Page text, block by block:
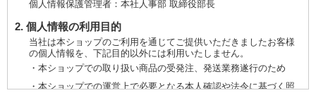
個人情報保護管理者：本社人事部 取締役部長
2. 個人情報の利用目的
当社は本ショップのご利用を通じてご提供いただきましたお客様
の個人情報を、下記目的以外には利用いたしません。
・本ショップでの取り扱い商品の受発注、発送業務遂行のため
・本ショップでの運営上で必要となる本人確認や法令に基づく照